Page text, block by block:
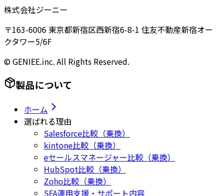
株式会社ジーニー
〒163-6006 東京都新宿区西新宿6-8-1 住友不動産新宿オー
クタワー5/6F
© GENIEE.inc. All Rights Reserved.
製品について
ホーム
選ばれる理由
Salesforce比較（乗換）
kintone比較（乗換）
eセールスマネージャー比較（乗換）
HubSpot比較（乗換）
Zoho比較（乗換）
SFA運用支援・サポート内容